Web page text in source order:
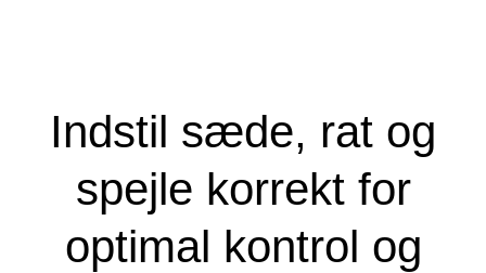
Indstil sæde, rat og
spejle korrekt for
optimal kontrol og